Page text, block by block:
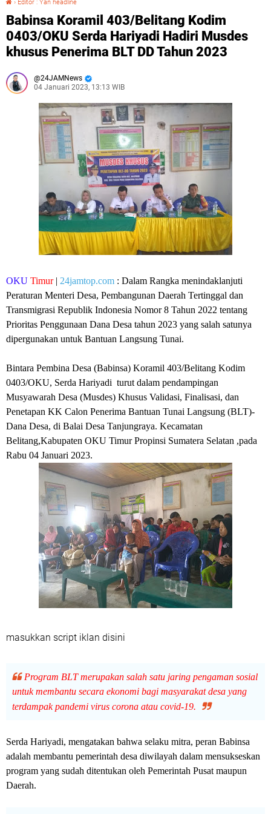
› Editor : Yan headline
Babinsa Koramil 403/Belitang Kodim
0403/OKU Serda Hariyadi Hadiri Musdes
khusus Penerima BLT DD Tahun 2023
24JAMNews
04 Januari 2023, 13:13 WIB
OKU Timur| 24jamtop.com : Dalam Rangka menindaklanjuti
Peraturan Menteri Desa, Pembangunan Daerah Tertinggal dan
Transmigrasi Republik Indonesia Nomor 8 Tahun 2022 tentang
Prioritas Penggunaan Dana Desa tahun 2023 yang salah satunya
dipergunakan untuk Bantuan Langsung Tunai.
Bintara Pembina Desa (Babinsa) Koramil 403/Belitang Kodim
0403/OKU, Serda Hariyadi turut dalam pendampingan
Musyawarah Desa (Musdes) Khusus Validasi, Finalisasi, dan
Penetapan KK Calon Penerima Bantuan Tunai Langsung (BLT)-
Dana Desa, di Balai Desa Tanjungraya. Kecamatan
Belitang,Kabupaten OKU Timur Propinsi Sumatera Selatan ,pada
Rabu 04 Januari 2023.
masukkan script iklan disini
Program BLT merupakan salah satu jaring pengaman sosial
untuk membantu secara ekonomi bagi masyarakat desa yang
terdampak pandemi virus corona atau covid-19.
Serda Hariyadi, mengatakan bahwa selaku mitra, peran Babinsa
adalah membantu pemerintah desa diwilayah dalam mensukseskan
program yang sudah ditentukan oleh Pemerintah Pusat maupun
Daerah.